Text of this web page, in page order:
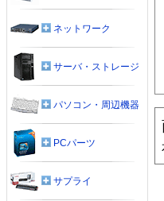
ネットワーク
サーバ・ストレージ
パソコン・周辺機器
PCパーツ
サプライ